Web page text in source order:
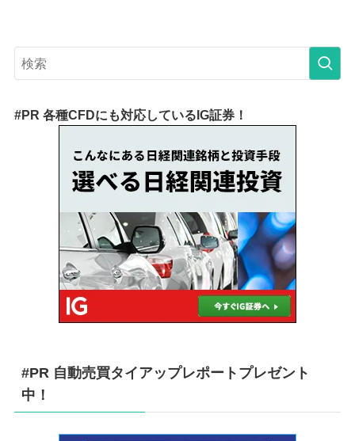
#PR 各種CFDにも対応しているIG証券！
#PR 自動売買タイアップレポートプレゼント
中！